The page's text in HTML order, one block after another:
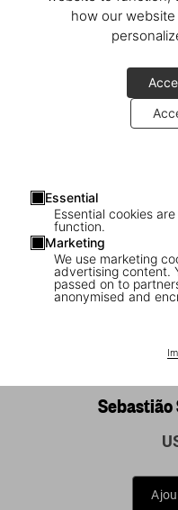
how our
Essential
Essential cookies
function.
Marketing
We use marketing
advertising content.
passed on to
anonymised and
Sebastião